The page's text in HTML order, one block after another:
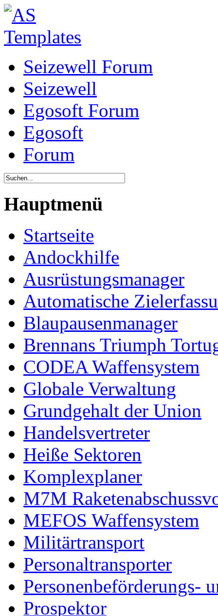
Seizewell Forum
Seizewell
Egosoft Forum
Egosoft
Forum
Hauptmenü
Startseite
Andockhilfe
Ausrüstungsmanager
Automatische
Blaupausenmanager
Brennans Triumph
CODEA Waffensystem
Globale Verwaltung
Grundgehalt der Union
Handelsvertreter
Heiße Sektoren
Komplexplaner
M7M
MEFOS Waffensystem
Militärtransport
Personaltransporter
Personenbeförderungs-
Prospektor